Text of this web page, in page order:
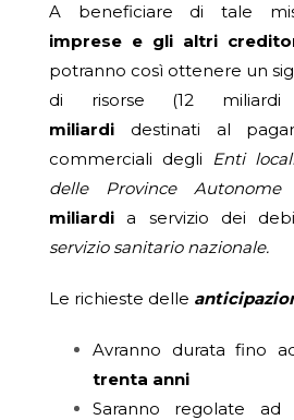
A beneficiare di tale
imprese e gli altri
potranno così ottenere un
di risorse (12
miliardi destinati al
commerciali degli Enti
delle Province Autonome
miliardi a servizio dei
servizio sanitario nazionale.
Le richieste delle
Avranno durata fino
trenta anni
Saranno regolate